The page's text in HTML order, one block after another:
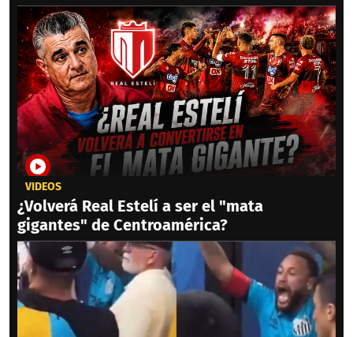
VIDEOS
¿Volverá Real Estelí a ser el "mata
gigantes" de Centroamérica?